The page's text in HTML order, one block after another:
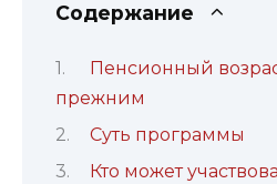
Содержание
Пенсионный
прежним
Суть программы
Кто может